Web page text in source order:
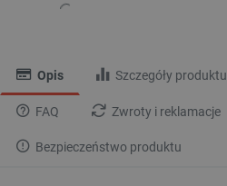
Opis Szczegóły produktu
FAQ Zwroty i reklamacje
Bezpieczeństwo produktu